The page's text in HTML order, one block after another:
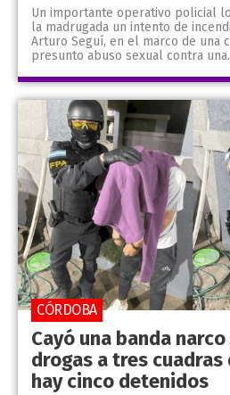
Un importante operativo policial
la madrugada un intento de
Arturo Seguí, en el marco de una
presunto abuso sexual contra
Cayó una banda
drogas a tres cuadras
hay cinco detenidos
CÓRDOBA